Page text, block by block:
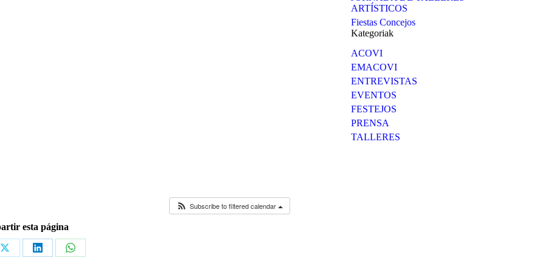
Subscribe to filtered calendar
esta página
Share
Share
Share
ARTÍSTICOS
Fiestas Concejos
Kategoriak
ACOVI
EMACOVI
ENTREVISTAS
EVENTOS
FESTEJOS
PRENSA
TALLERES